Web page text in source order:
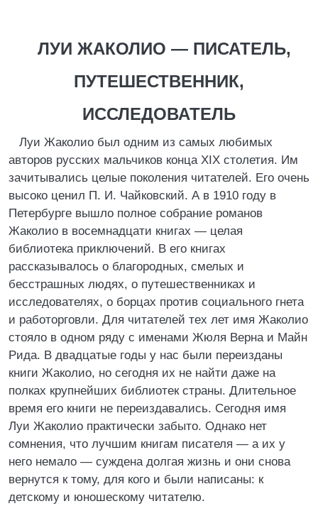
ЛУИ ЖАКОЛИО — ПИСАТЕЛЬ,
ПУТЕШЕСТВЕННИК,
ИССЛЕДОВАТЕЛЬ
Луи Жаколио был одним из самых любимых
авторов русских мальчиков конца XIX столетия. Им
зачитывались целые поколения читателей. Его очень
высоко ценил П. И. Чайковский. А в 1910 году в
Петербурге вышло полное собрание романов
Жаколио в восемнадцати книгах — целая
библиотека приключений. В его книгах
рассказывалось о благородных, смелых и
бесстрашных людях, о путешественниках и
исследователях, о борцах против социального гнета
и работорговли. Для читателей тех лет имя Жаколио
стояло в одном ряду с именами Жюля Верна и Майн
Рида. В двадцатые годы у нас были переизданы
книги Жаколио, но сегодня их не найти даже на
полках крупнейших библиотек страны. Длительное
время его книги не переиздавались. Сегодня имя
Луи Жаколио практически забыто. Однако нет
сомнения, что лучшим книгам писателя — а их у
него немало — суждена долгая жизнь и они снова
вернутся к тому, для кого и были написаны: к
детскому и юношескому читателю.